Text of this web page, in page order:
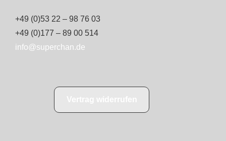
+49 (0)53 22 – 98 76 03
+49 (0)177 – 89 00 514
info@superchan.de